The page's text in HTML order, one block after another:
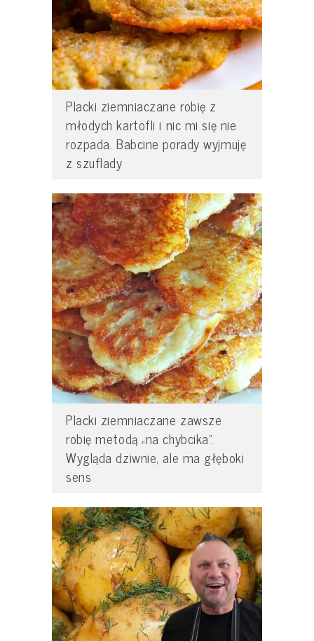
Placki ziemniaczane robię z
młodych kartofli i nic mi się nie
rozpada. Babcine porady wyjmuję
z szuflady
Placki ziemniaczane zawsze
robię metodą „na chybcika”.
Wygląda dziwnie, ale ma głęboki
sens